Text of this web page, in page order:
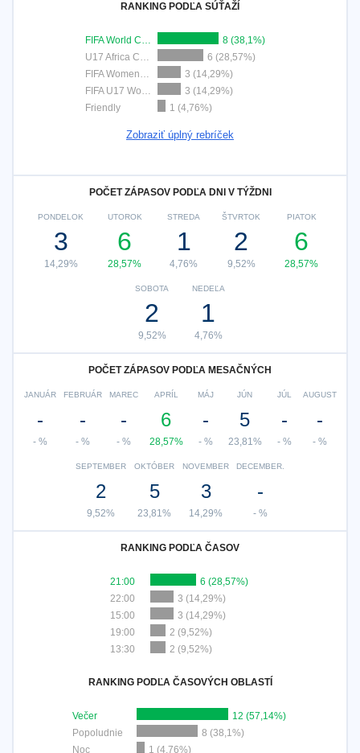
RANKING PODĽA SÚŤAŽÍ
FIFA World Cup 2026
8 (38,1%)
U17 Africa Cup of Nations
6 (28,57%)
FIFA Women`s U17 World Cup
3 (14,29%)
FIFA U17 World Cup
3 (14,29%)
Friendly
1 (4,76%)
Zobraziť úplný rebríček
POČET ZÁPASOV PODĽA DNI V TÝŽDNI
PONDELOK
3
14,29%
UTOROK
6
28,57%
STREDA
1
4,76%
ŠTVRTOK
2
9,52%
PIATOK
6
28,57%
SOBOTA
2
9,52%
NEDEĽA
1
4,76%
POČET ZÁPASOV PODĽA MESAČNÝCH
JANUÁR
-
- %
FEBRUÁR
-
- %
MAREC
-
- %
APRÍL
6
28,57%
MÁJ
-
- %
JÚN
5
23,81%
JÚL
-
- %
AUGUST
-
- %
SEPTEMBER
2
9,52%
OKTÓBER
5
23,81%
NOVEMBER
3
14,29%
DECEMBER.
-
- %
RANKING PODĽA ČASOV
21:00
6 (28,57%)
22:00
3 (14,29%)
15:00
3 (14,29%)
19:00
2 (9,52%)
13:30
2 (9,52%)
RANKING PODĽA ČASOVÝCH OBLASTÍ
Večer
12 (57,14%)
Popoludnie
8 (38,1%)
Noc
1 (4,76%)